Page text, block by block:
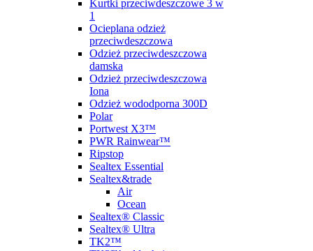
Kurtki przeciwdeszczowe 3 w
1
Ocieplana odzież
przeciwdeszczowa
Odzież przeciwdeszczowa
damska
Odzież przeciwdeszczowa
Iona
Odzież wododporna 300D
Polar
Portwest X3™
PWR Rainwear™
Ripstop
Sealtex Essential
Sealtex&trade
Air
Ocean
Sealtex® Classic
Sealtex® Ultra
TK2™